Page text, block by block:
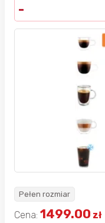
-
Pełen rozmiar
Cena: 1499.00 zł